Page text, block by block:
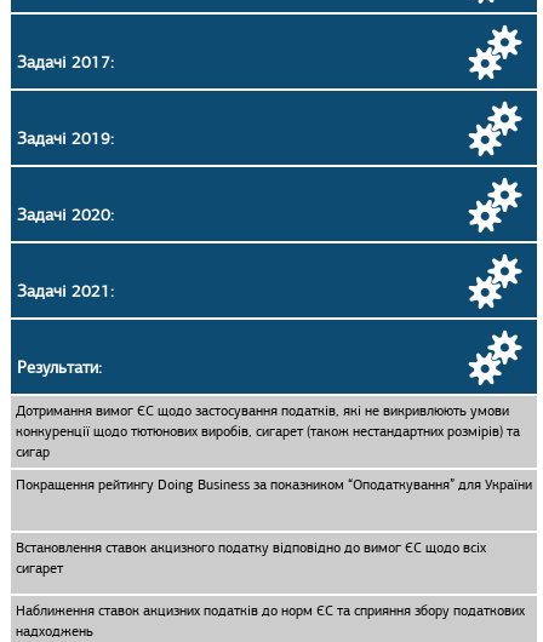
Задачі 2017:
Задачі 2019:
Задачі 2020:
Задачі 2021:
Результати:
Дотримання вимог ЄС щодо застосування податків, які не викривлюють умови
конкуренції щодо тютюнових виробів, сигарет (також нестандартних розмірів) та
сигар
Покращення рейтингу Doing Business за показником “Оподаткування” для України
Встановлення ставок акцизного податку відповідно до вимог ЄС щодо всіх
сигарет
Наближення ставок акцизних податків до норм ЄС та сприяння збору податкових
надходжень